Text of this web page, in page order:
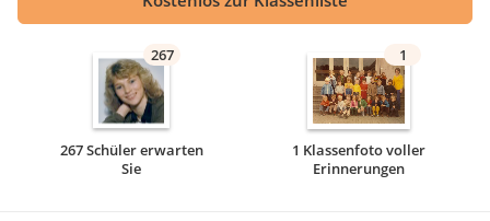
267
267 Schüler erwarten
Sie
1
1 Klassenfoto voller
Erinnerungen